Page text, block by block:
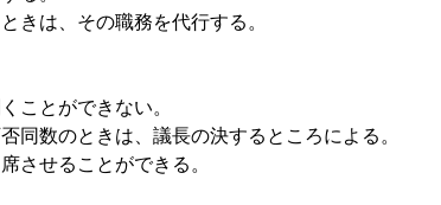
きは、その職務を代行する。
ことができない。
数のときは、議長の決するところによる。
させることができる。